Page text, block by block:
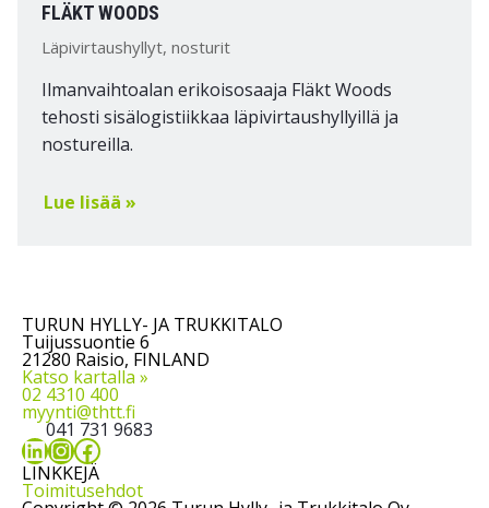
FLÄKT WOODS
Läpivirtaushyllyt, nosturit
Ilmanvaihtoalan erikoisosaaja Fläkt Woods
tehosti sisälogistiikkaa läpivirtaushyllyillä ja
nostureilla.
Lue lisää »
TURUN HYLLY- JA TRUKKITALO
Tuijussuontie 6
21280 Raisio, FINLAND
Katso kartalla »
02 4310 400
myynti@thtt.fi
041 731 9683
LinkedIn
Instagram
Facebook
LINKKEJÄ
Toimitusehdot